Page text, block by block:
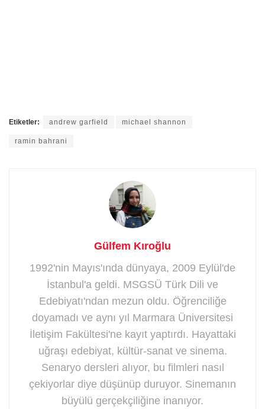
Etiketler: andrew garfield michael shannon
ramin bahrani
Gülfem Kıroğlu
1992'nin Mayıs'ında dünyaya, 2009 Eylül'de
İstanbul'a geldi. MSGSÜ Türk Dili ve
Edebiyatı'ndan mezun oldu. Öğrenciliğe
doyamadı ve aynı yıl Marmara Üniversitesi
İletişim Fakültesi'ne kayıt yaptırdı. Hayattaki
uğraşı edebiyat, kültür-sanat ve sinema.
Senaryo dersleri alıyor, bu filmleri nasıl
çekiyorlar diye düşünüp duruyor. Sinemanın
büyülü gerçekçiliğine inanıyor.